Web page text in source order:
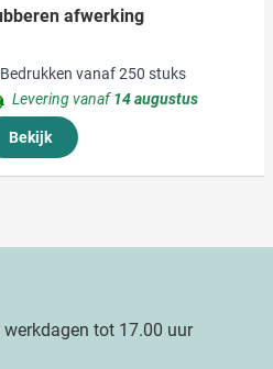
afwerking
Bedrukken vanaf 250 stuks
Levering vanaf14 augustus
Bekijk
tot 17.00 uur